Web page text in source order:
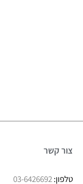
צור קשר
טלפון:03-6426692